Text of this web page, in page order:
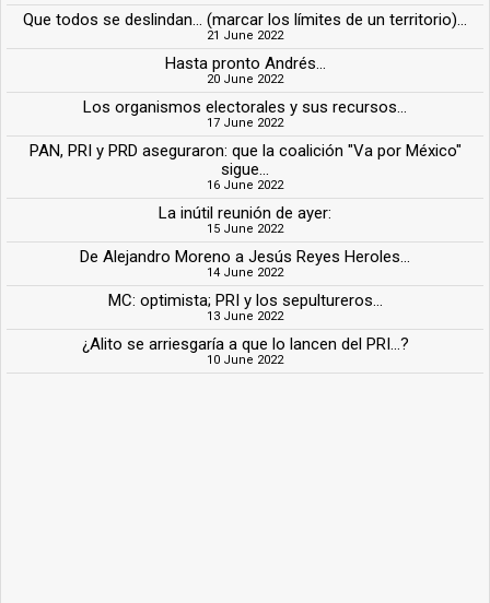
Que todos se deslindan... (marcar los límites de un territorio)...
21 June 2022
Hasta pronto Andrés...
20 June 2022
Los organismos electorales y sus recursos...
17 June 2022
PAN, PRI y PRD aseguraron: que la coalición "Va por México"
sigue...
16 June 2022
La inútil reunión de ayer:
15 June 2022
De Alejandro Moreno a Jesús Reyes Heroles...
14 June 2022
MC: optimista; PRI y los sepultureros...
13 June 2022
¿Alito se arriesgaría a que lo lancen del PRI...?
10 June 2022